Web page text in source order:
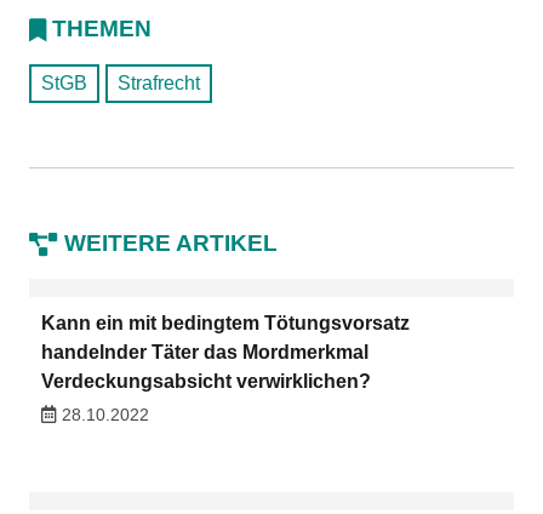
THEMEN
StGB Strafrecht
WEITERE ARTIKEL
Kann ein mit bedingtem Tötungsvorsatz
handelnder Täter das Mordmerkmal
Verdeckungsabsicht verwirklichen?
28.10.2022